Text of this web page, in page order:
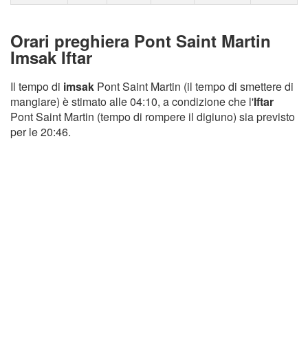
Orari preghiera Pont Saint Martin
Imsak Iftar
Il tempo di imsak Pont Saint Martin (il tempo di smettere di
mangiare) è stimato alle 04:10, a condizione che l'Iftar
Pont Saint Martin (tempo di rompere il digiuno) sia previsto
per le 20:46.